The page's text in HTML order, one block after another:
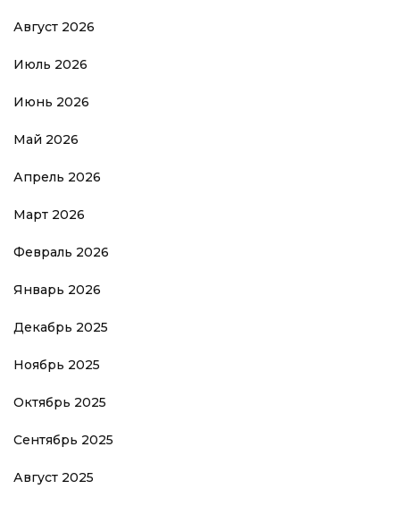
Август 2026
Июль 2026
Июнь 2026
Май 2026
Апрель 2026
Март 2026
Февраль 2026
Январь 2026
Декабрь 2025
Ноябрь 2025
Октябрь 2025
Сентябрь 2025
Август 2025